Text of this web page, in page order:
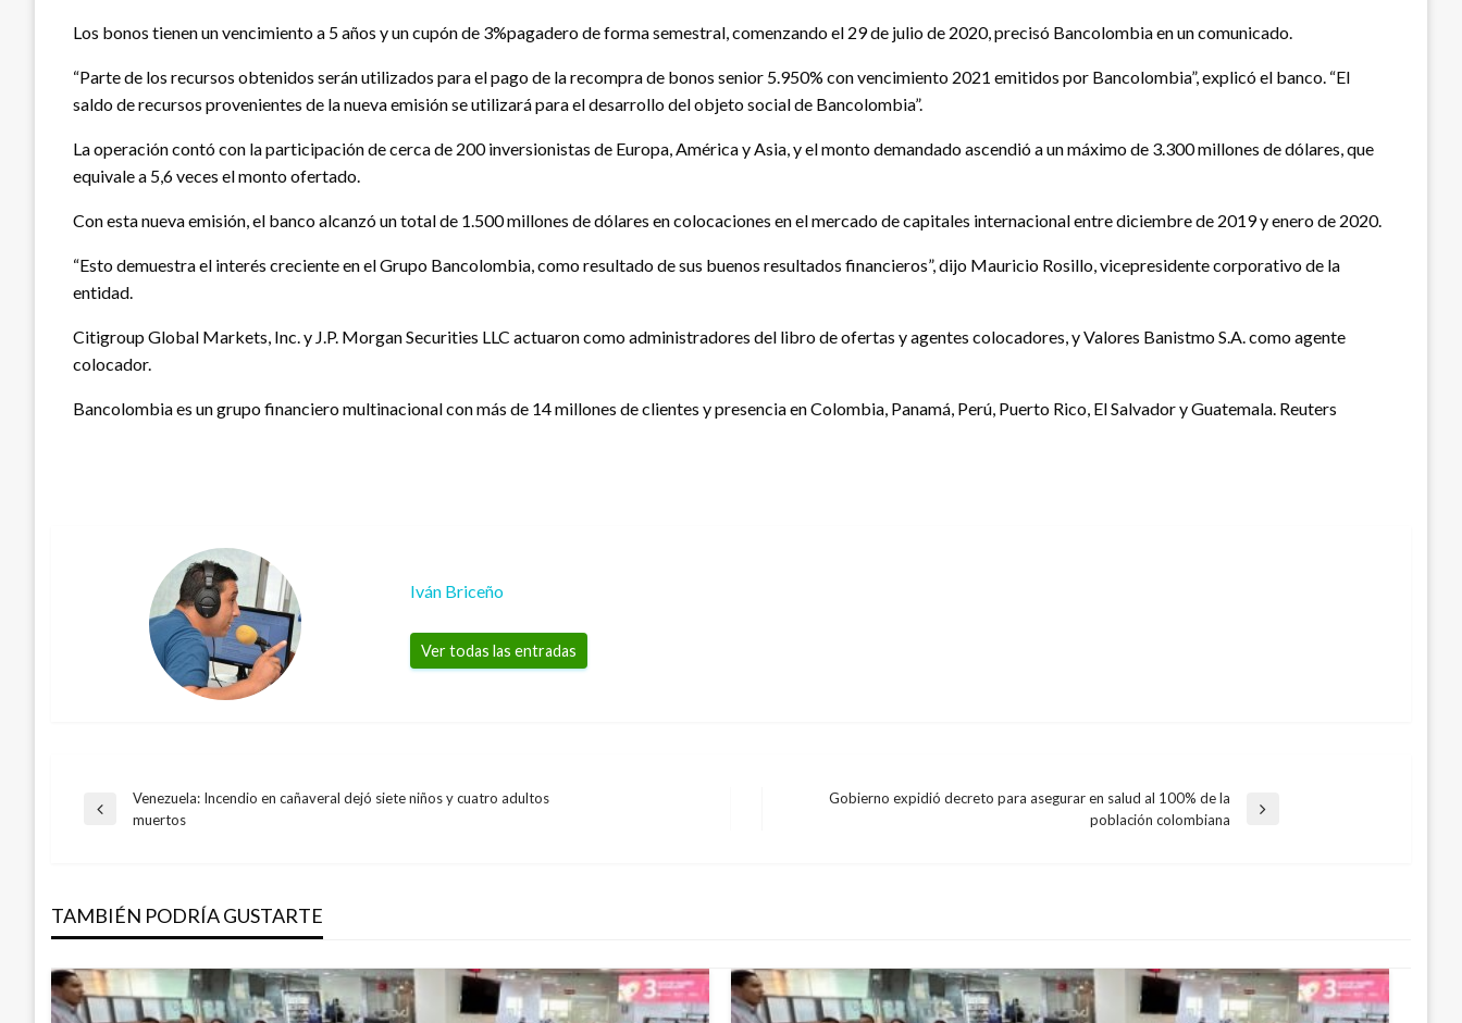
Los bonos tienen un vencimiento a 5 años y un cupón de 3%pagadero de forma semestral, comenzando el 29 de julio de 2020, precisó Bancolombia en un comunicado.
“Parte de los recursos obtenidos serán utilizados para el pago de la recompra de bonos senior 5.950% con vencimiento 2021 emitidos por Bancolombia”, explicó el banco. “El
saldo de recursos provenientes de la nueva emisión se utilizará para el desarrollo del objeto social de Bancolombia”.
La operación contó con la participación de cerca de 200 inversionistas de Europa, América y Asia, y el monto demandado ascendió a un máximo de 3.300 millones de dólares, que
equivale a 5,6 veces el monto ofertado.
Con esta nueva emisión, el banco alcanzó un total de 1.500 millones de dólares en colocaciones en el mercado de capitales internacional entre diciembre de 2019 y enero de 2020.
“Esto demuestra el interés creciente en el Grupo Bancolombia, como resultado de sus buenos resultados financieros”, dijo Mauricio Rosillo, vicepresidente corporativo de la
entidad.
Citigroup Global Markets, Inc. y J.P. Morgan Securities LLC actuaron como administradores del libro de ofertas y agentes colocadores, y Valores Banistmo S.A. como agente
colocador.
Bancolombia es un grupo financiero multinacional con más de 14 millones de clientes y presencia en Colombia, Panamá, Perú, Puerto Rico, El Salvador y Guatemala. Reuters
Iván Briceño
Ver todas las entradas
Navegación
entradas
Entrada
Venezuela: Incendio en cañaveral dejó siete niños y cuatro adultos
muertos
Gobierno expidió decreto para asegurar en salud al 100% de la
población colombiana
TAMBIÉN PODRÍA GUSTARTE